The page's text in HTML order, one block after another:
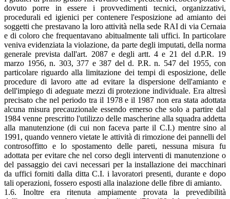
dovuto porre in essere i provvedimenti tecnici, organizzativi,
procedurali ed igienici per contenere l'esposizione ad amianto dei
soggetti che prestavano la loro attività nella sede RAI di via Cernaia
e di coloro che frequentavano abitualmente tali uffici. In particolare
veniva evidenziata la violazione, da parte degli imputati, della norma
generale prevista dall'art. 2087 e degli artt. 4 e 21 del d.P.R. 19
marzo 1956, n. 303, 377 e 387 del d. P.R. n. 547 del 1955, con
particolare riguardo alla limitazione dei tempi di esposizione, delle
procedure di lavoro atte ad evitare la dispersione dell'amianto e
dell'impiego di adeguate mezzi di protezione individuale. Era altresì
precisato che nel periodo tra il 1978 e il 1987 non era stata adottata
alcuna misura precauzionale essendo emerso che solo a partire dal
1984 venne prescritto l'utilizzo delle mascherine alla squadra addetta
alla manutenzione (di cui non faceva parte il C.I.) mentre sino al
1991, quando vennero vietate le attività di rimozione dei pannelli del
controsoffitto e lo spostamento delle pareti, nessuna misura fu
adottata per evitare che nel corso degli interventi di manutenzione o
del passaggio dei cavi necessari per la installazione dei macchinari
da uffici forniti dalla ditta C.I. i lavoratori presenti, durante e dopo
tali operazioni, fossero esposti alla inalazione delle fibre di amianto.
1.6. Inoltre era ritenuta ampiamente provata la prevedibilità